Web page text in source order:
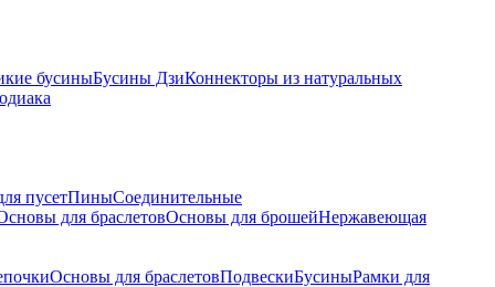
бусиныБусины ДзиКоннекторы из натуральных
пусетПиныСоединительные
для браслетовОсновы для брошейНержавеющая
Основы для браслетовПодвескиБусиныРамки для